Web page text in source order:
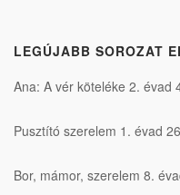
LEGÚJABB SOROZAT
Ana: A vér köteléke 2. évad
Pusztító szerelem 1. évad
Bor, mámor, szerelem 8.